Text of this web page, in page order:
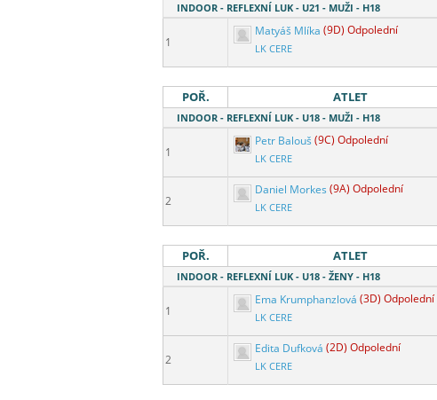
INDOOR - REFLEXNÍ LUK - U21 - MUŽI - H18
1
Matyáš Mlíka (9D) Odpolední
LK CERE
POŘ. ATLET
INDOOR - REFLEXNÍ LUK - U18 - MUŽI - H18
1
Petr Balouš (9C) Odpolední
LK CERE
2
Daniel Morkes (9A) Odpolední
LK CERE
POŘ. ATLET
INDOOR - REFLEXNÍ LUK - U18 - ŽENY - H18
1
Ema Krumphanzlová (3D) Odpolední
LK CERE
2
Edita Dufková (2D) Odpolední
LK CERE